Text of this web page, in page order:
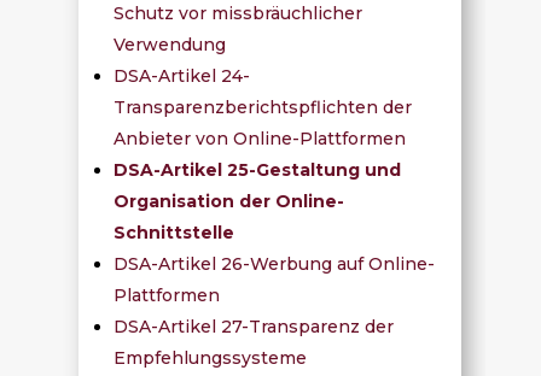
Schutz vor missbräuchlicher
Verwendung
DSA-Artikel 24-
Transparenzberichtspflichten der
Anbieter von Online-Plattformen
DSA-Artikel 25-Gestaltung und
Organisation der Online-
Schnittstelle
DSA-Artikel 26-Werbung auf Online-
Plattformen
DSA-Artikel 27-Transparenz der
Empfehlungssysteme